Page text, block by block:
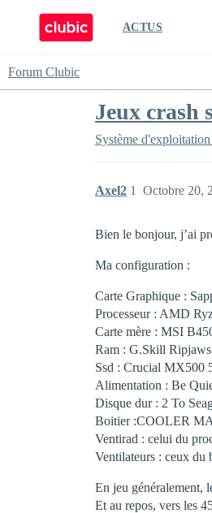
ACTUS
Forum Clubic
Jeux crash
Système d'exploitation
Axel2 Octobre 20,
1
Bien le bonjour, j’ai
Ma configuration :
Carte Graphique :
Processeur : AMD
Carte mère : MSI
Ram : G.Skill
Ssd : Crucial MX500
Alimentation : Be
Disque dur : 2 To
Boitier :COOLER
Ventirad : celui du
Ventilateurs : ceux du
En jeu généralement,
Et au repos, vers les